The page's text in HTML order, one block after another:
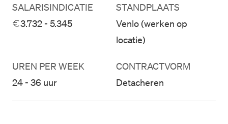
SALARISINDICATIE
3.732 - 5.345
STANDPLAATS
Venlo (werken op
locatie)
UREN PER WEEK
24 - 36 uur
CONTRACTVORM
Detacheren